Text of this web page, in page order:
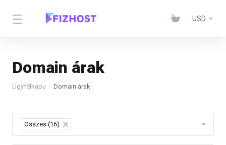
USD
Domain árak
Ügyfélkapu Domain árak
Összes (16) ×